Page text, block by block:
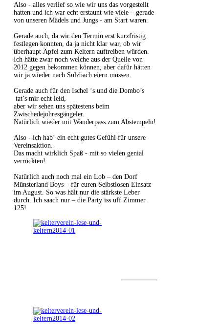
Also - alles verlief so wie wir uns das vorgestellt
hatten und ich war echt erstaunt wie viele – gerade
von unseren Mädels und Jungs - am Start waren.
Gerade auch, da wir den Termin erst kurzfristig
festlegen konnten, da ja nicht klar war, ob wir
überhaupt Äpfel zum Keltern auftreiben würden.
Ich hätte zwar noch welche aus der Quelle von
2012 gegen bekommen können, aber dafür hätten
wir ja wieder nach Sulzbach eiern müssen.
Gerade auch für den Ischel ‘s und die Dombo’s
tat’s mir echt leid,
aber wir sehen uns spätestens beim
Zwischedejohresgängeler.
Natürlich wieder mit Wanderpass zum Abstempeln!
Also - ich hab‘ ein echt gutes Gefühl für unsere
Vereinsaktion.
Das macht wirklich Spaß - mit so vielen genial
verrückten!
Natürlich auch noch mal ein Lob – den Dorf
Münsterland Boys – für euren Selbstlosen Einsatz
im August. So was hält nur die stärkste Leber
durch. Ich saach nur – die Party iss uff Zimmer
125!